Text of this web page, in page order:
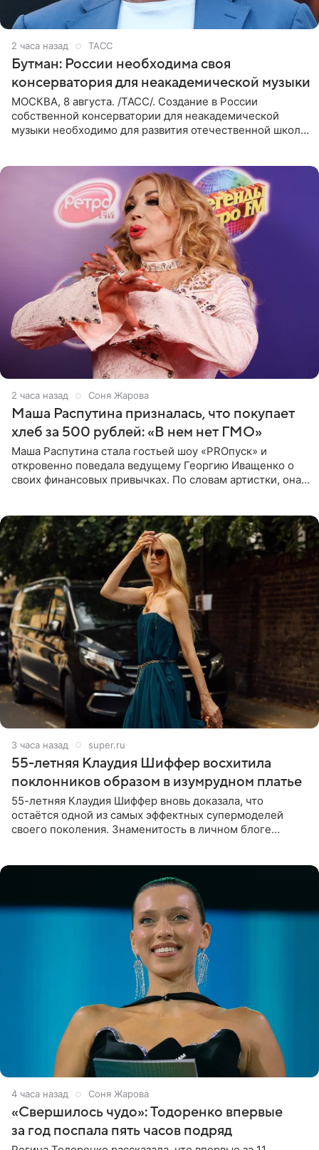
2 часа назад ТАСС
Бутман: России необходима своя
консерватория для неакадемической музыки
МОСКВА, 8 августа. /ТАСС/. Создание в России
собственной консерватории для неакадемической
музыки необходимо для развития отечественной школы
2 часа назад Соня Жарова
Маша Распутина призналась, что покупает
хлеб за 500 рублей: «В нем нет ГМО»
Маша Распутина стала гостьей шоу «PROпуск» и
откровенно поведала ведущему Георгию Иващенко о
своих финансовых привычках. По словам артистки, она
3 часа назад super.ru
55-летняя Клаудия Шиффер восхитила
поклонников образом в изумрудном платье
55-летняя Клаудия Шиффер вновь доказала, что
остаётся одной из самых эффектных супермоделей
своего поколения. Знаменитость в личном блоге
4 часа назад Соня Жарова
«Свершилось чудо»: Тодоренко впервые
за год поспала пять часов подряд